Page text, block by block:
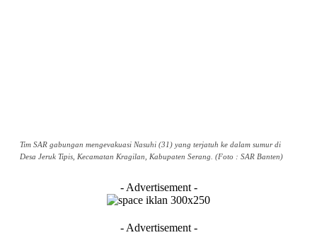
Tim SAR gabungan mengevakuasi Nasuhi (31) yang terjatuh ke dalam sumur di
Desa Jeruk Tipis, Kecamatan Kragilan, Kabupaten Serang. (Foto : SAR Banten)
- Advertisement -
- Advertisement -